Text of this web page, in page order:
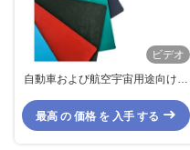
ビデオ
自動車および航空宇宙用途向け高
ガスケットOリング
最高 の 価格 を 入手 する